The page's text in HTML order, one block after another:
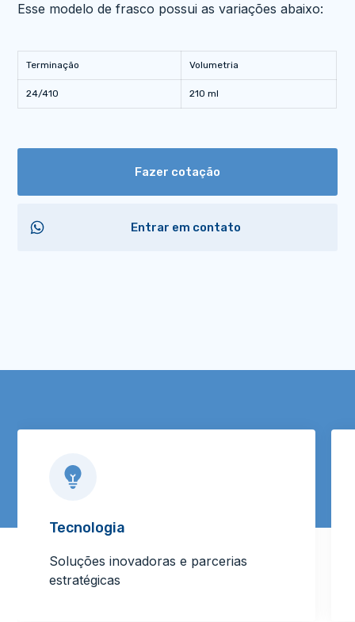
Esse modelo de frasco possui as variações abaixo:
Terminação Volumetria
24/410 210 ml
Fazer cotação
Entrar em contato
Tecnologia
Soluções inovadoras e parcerias
estratégicas